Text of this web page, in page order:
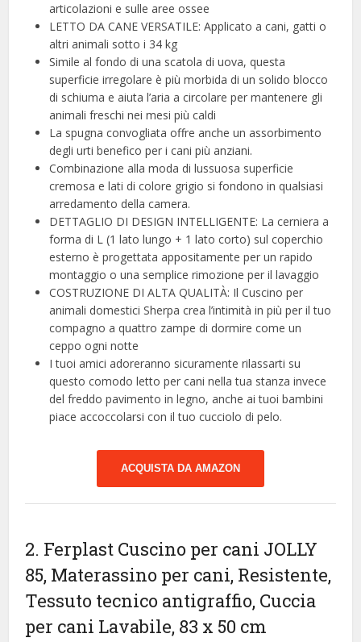
articolazioni e sulle aree ossee
LETTO DA CANE VERSATILE: Applicato a cani, gatti o
altri animali sotto i 34 kg
Simile al fondo di una scatola di uova, questa
superficie irregolare è più morbida di un solido blocco
di schiuma e aiuta l’aria a circolare per mantenere gli
animali freschi nei mesi più caldi
La spugna convogliata offre anche un assorbimento
degli urti benefico per i cani più anziani.
Combinazione alla moda di lussuosa superficie
cremosa e lati di colore grigio si fondono in qualsiasi
arredamento della camera.
DETTAGLIO DI DESIGN INTELLIGENTE: La cerniera a
forma di L (1 lato lungo + 1 lato corto) sul coperchio
esterno è progettata appositamente per un rapido
montaggio o una semplice rimozione per il lavaggio
COSTRUZIONE DI ALTA QUALITÀ: Il Cuscino per
animali domestici Sherpa crea l’intimità in più per il tuo
compagno a quattro zampe di dormire come un
ceppo ogni notte
I tuoi amici adoreranno sicuramente rilassarti su
questo comodo letto per cani nella tua stanza invece
del freddo pavimento in legno, anche ai tuoi bambini
piace accoccolarsi con il tuo cucciolo di pelo.
ACQUISTA DA AMAZON
2. Ferplast Cuscino per cani JOLLY
85, Materassino per cani, Resistente,
Tessuto tecnico antigraffio, Cuccia
per cani Lavabile, 83 x 50 cm